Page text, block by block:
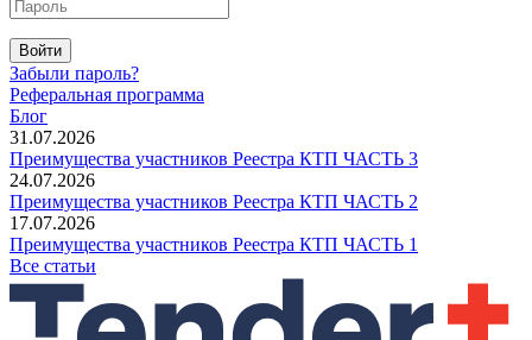
Войти
Забыли пароль?
Реферальная программа
Блог
31.07.2026
Преимущества участников Реестра КТП ЧАСТЬ 3
24.07.2026
Преимущества участников Реестра КТП ЧАСТЬ 2
17.07.2026
Преимущества участников Реестра КТП ЧАСТЬ 1
Все статьи